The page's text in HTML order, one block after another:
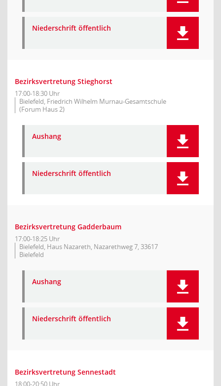
Niederschrift öffentlich
Bezirksvertretung Stieghorst
17:00-18:30 Uhr
Bielefeld, Friedrich Wilhelm Murnau-Gesamtschule
(Forum Haus 2)
Aushang
Niederschrift öffentlich
Bezirksvertretung Gadderbaum
17:00-18:25 Uhr
Bielefeld, Haus Nazareth, Nazarethweg 7, 33617
Bielefeld
Aushang
Niederschrift öffentlich
Bezirksvertretung Sennestadt
18:00-20:50 Uhr